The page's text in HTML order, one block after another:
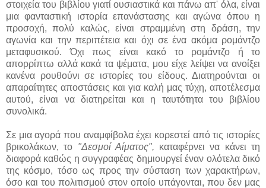
στοιχεία του βιβλίου γιατί ουσιαστικά και πάνω απ' όλα, είναι
μια φανταστική ιστορία επανάστασης και αγώνα όπου η
προσοχή, πολύ καλώς, είναι στραμμένη στη δράση, την
αγωνία και την περιπέτεια και όχι σε ένα ακόμα ρομάντζο
μεταφυσικού. Όχι πως είναι κακό το ρομάντζο ή το
απορρίπτω αλλά κακά τα ψέματα, μου είχε λείψει να ανοίξει
κανένα ρουθούνι σε ιστορίες του είδους. Διατηρούνται οι
απαραίτητες αποστάσεις και για καλή μας τύχη, αποτέλεσμα
αυτού, είναι να διατηρείται και η ταυτότητα του βιβλίου
συνολικά.
Σε μια αγορά που αναμφίβολα έχει κορεστεί από τις ιστορίες
βρικολάκων, το "Δεσμοί Αίματος", καταφέρνει να κάνει τη
διαφορά καθώς η συγγραφέας δημιουργεί έναν ολότελα δικό
της κόσμο, τόσο ως προς την σύσταση των χαρακτήρων,
όσο και του πολιτισμού στον οποίο υπάγονται, που δεν μας